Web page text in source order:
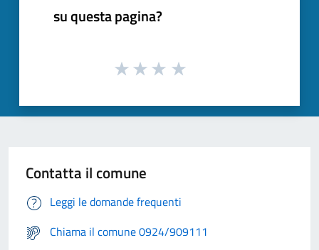
su questa pagina?
Contatta il comune
Leggi le domande frequenti
Chiama il comune 0924/909111